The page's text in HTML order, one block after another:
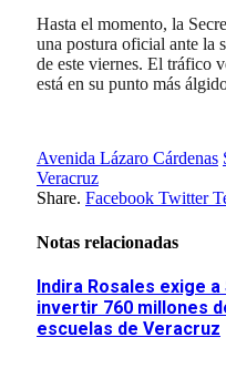
Hasta el momento, la
una postura oficial ante la
de este viernes. El tráfico
está en su punto más
Avenida Lázaro Cárdenas
Veracruz
Share. Facebook Twitter
Notas relacionadas
Indira Rosales exige a
invertir 760 millones
escuelas de Veracruz